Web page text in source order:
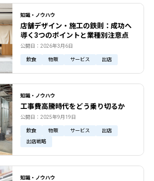
知識・ノウハウ
店舗デザイン・施工の鉄則：成功へ
導く3つのポイントと業種別注意点
公開日：2026年3月6日
飲食 物販 サービス 出店
知識・ノウハウ
工事費高騰時代をどう乗り切るか
公開日：2025年9月19日
飲食 物販 サービス
出店
出店戦略
知識・ノウハウ